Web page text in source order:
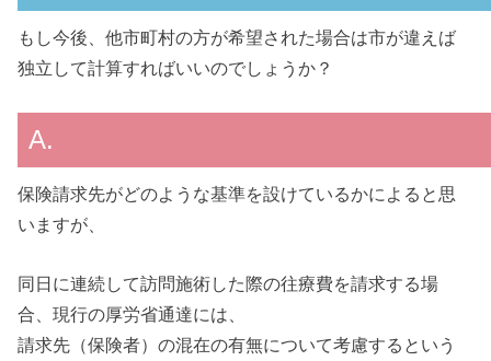
もし今後、他市町村の方が希望された場合は市が違えば
独立して計算すればいいのでしょうか？
A.
保険請求先がどのような基準を設けているかによると思
いますが、
同日に連続して訪問施術した際の往療費を請求する場
合、現行の厚労省通達には、
請求先（保険者）の混在の有無について考慮するという